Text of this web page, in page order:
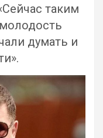
таким
думать и